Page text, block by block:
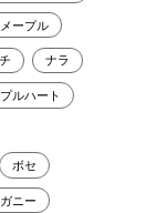
ープル
ナラ
ルハート
ボセ
ニー